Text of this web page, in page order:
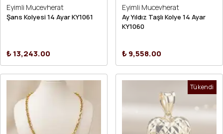
Eyimli Mucevherat
Şans Kolyesi 14 Ayar KY1061
₺ 13,243.00
Eyimli Mucevherat
Ay Yıldız Taşlı Kolye 14 Ayar
KY1060
₺ 9,558.00
Tükendi